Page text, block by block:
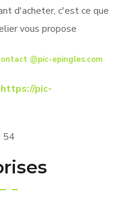
d'acheter, c'est ce que
vous propose
@pic-epingles.com
https://pic-
54